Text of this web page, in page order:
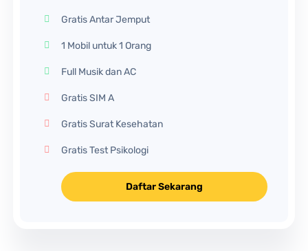
Gratis Antar Jemput
1 Mobil untuk 1 Orang
Full Musik dan AC
Gratis SIM A
Gratis Surat Kesehatan
Gratis Test Psikologi
Daftar Sekarang